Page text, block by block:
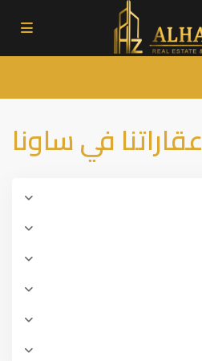
عقاراتنا في ساونا